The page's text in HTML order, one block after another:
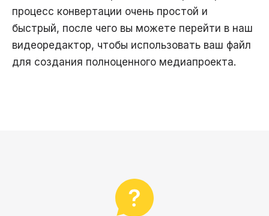
процесс конвертации очень простой и
быстрый, после чего вы можете перейти в наш
видеоредактор, чтобы использовать ваш файл
для создания полноценного медиапроекта.